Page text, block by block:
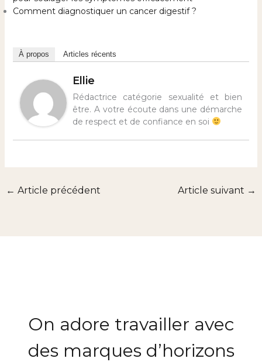
Comment diagnostiquer un cancer digestif ?
À propos Articles récents
Ellie
Rédactrice catégorie sexualité et bien
être. A votre écoute dans une démarche
de respect et de confiance en soi
← Article précédent Article suivant →
On adore travailler avec
des marques d’horizons